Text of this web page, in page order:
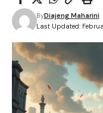
Last Updated:
ByDiajeng Maharini